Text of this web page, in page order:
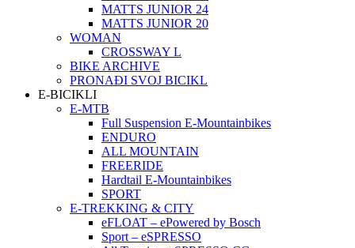
MATTS JUNIOR 24
MATTS JUNIOR 20
WOMAN
CROSSWAY L
BIKE ARCHIVE
PRONAĐI SVOJ BICIKL
E-BICIKLI
E-MTB
Full Suspension E-Mountainbikes
ENDURO
ALL MOUNTAIN
FREERIDE
Hardtail E-Mountainbikes
SPORT
E-TREKKING & CITY
eFLOAT – ePowered by Bosch
Sport – eSPRESSO